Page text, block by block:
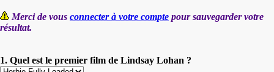
Merci de vous connecter à votre compte pour sauvegarder votre
résultat.
1. Quel est le premier film de Lindsay Lohan ?